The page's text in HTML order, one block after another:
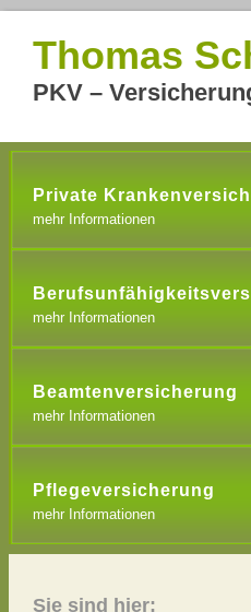
Thomas
PKV –
Private
mehr Informationen
mehr Informationen
Beamtenversicherung
mehr Informationen
Pflegeversicherung
mehr Informationen
Sie sind hier: